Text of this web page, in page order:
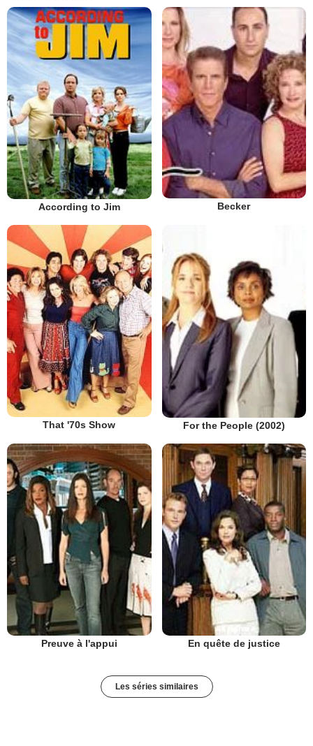
According to Jim Becker
That '70s Show For the People (2002)
Preuve à l'appui En quête de justice
Les séries similaires